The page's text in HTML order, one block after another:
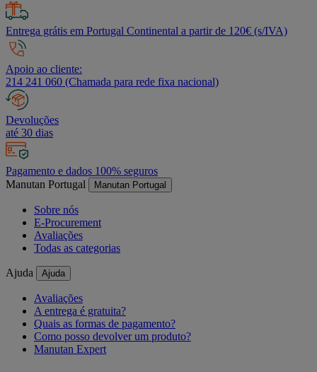
Entrega grátis em Portugal Continental a partir de 120€ (s/IVA)
Apoio ao cliente:
214 241 060 (Chamada para rede fixa nacional)
Devoluções
até 30 dias
Pagamento e dados 100% seguros
Manutan Portugal
Manutan Portugal
Sobre nós
E-Procurement
Avaliações
Todas as categorias
Ajuda Ajuda
Avaliações
A entrega é gratuita?
Quais as formas de pagamento?
Como posso devolver um produto?
Manutan Expert